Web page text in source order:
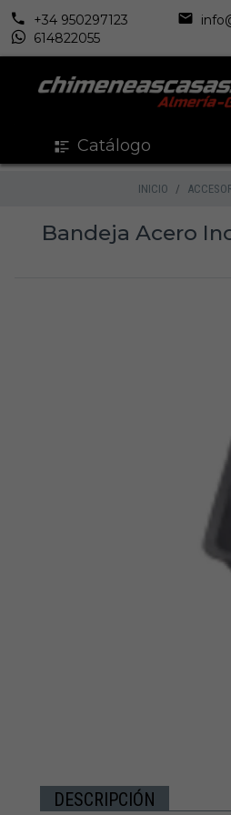
+34 950297123
614822055
Catálogo
INICIO
Bandeja Acero
DESCRIPCIÓN